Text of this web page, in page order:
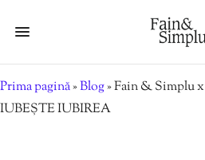
Prima pagină»Blog»Fain & Simplu
IUBEȘTE IUBIREA